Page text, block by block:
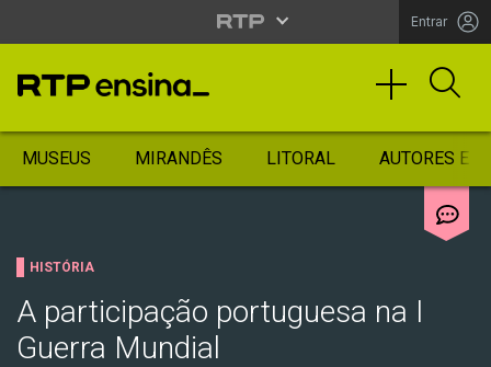
Entrar
MUSEUS MIRANDÊS LITORAL AUTORES
HISTÓRIA
A participação portuguesa na I
Guerra Mundial